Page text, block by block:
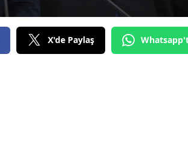
X'de Paylaş